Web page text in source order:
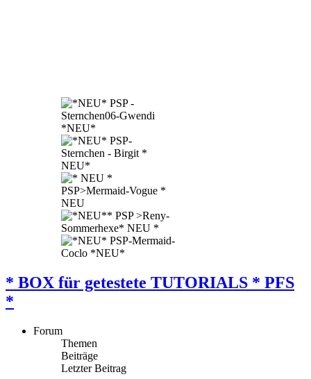
* BOX für getestete TUTORIALS * PFS
*
Forum
Themen
Beiträge
Letzter Beitrag